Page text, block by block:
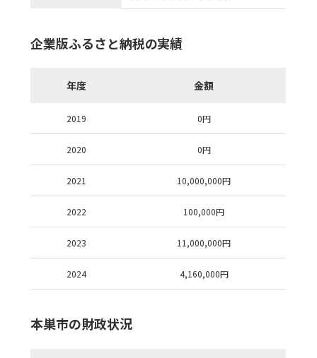
企業版ふるさと納税の実績
年度 金額
2019 0円
2020 0円
2021 10,000,000円
2022 100,000円
2023 11,000,000円
2024 4,160,000円
本巣市の財政状況